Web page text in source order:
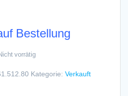
Bestellung
vorrätig
Kategorie: Verkauft